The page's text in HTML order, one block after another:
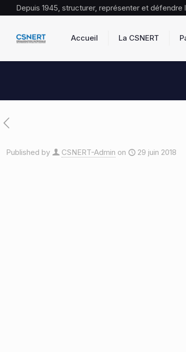
Depuis 1945, structurer, représenter et défendre
Accueil La CSNERT
Published by CSNERT-Admin on 29 juin 2018